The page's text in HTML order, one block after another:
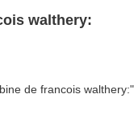
walthery: